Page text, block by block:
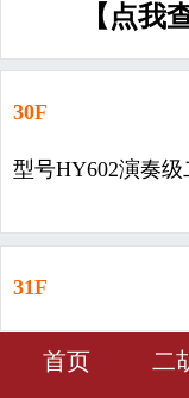
【点我
30F
型号HY602演奏级
31F
型号HY603-演奏
󰀁
首页 二